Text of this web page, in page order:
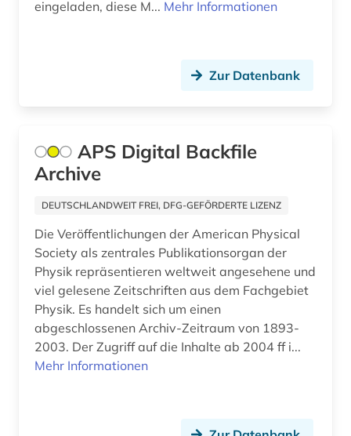
natürliche zahl (1)
numerische mathematik (1)
online-kurse (1)
open educational resources (1)
operations research (1)
optimierung (2)
pascal (1)
permakultur (1)
pharmazie (11)
philosopie in der welt des islam (1)
eingeladen, diese M... Mehr Informationen
Zur Datenbank
APS Digital Backfile
Archive
DEUTSCHLANDWEIT FREI, DFG-GEFÖRDERTE LIZENZ
Die Veröffentlichungen der American Physical
Society als zentrales Publikationsorgan der
Physik repräsentieren weltweit angesehene und
viel gelesene Zeitschriften aus dem Fachgebiet
Physik. Es handelt sich um einen
abgeschlossenen Archiv-Zeitraum von 1893-
2003. Der Zugriff auf die Inhalte ab 2004 ff i...
Mehr Informationen